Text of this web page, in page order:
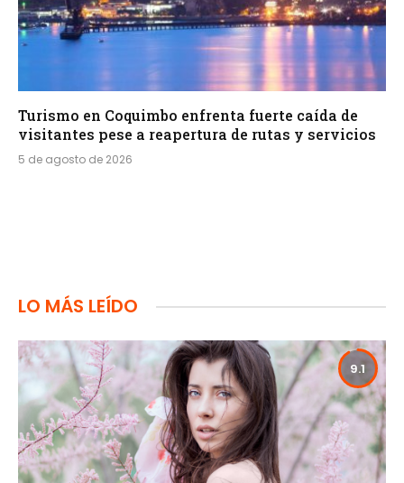
Turismo en Coquimbo enfrenta fuerte caída de
visitantes pese a reapertura de rutas y servicios
5 de agosto de 2026
LO MÁS LEÍDO
9.1